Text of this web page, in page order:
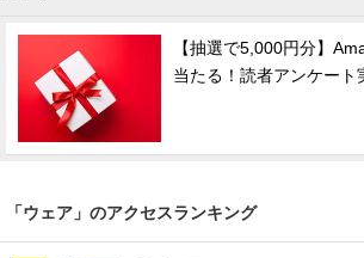
【抽選で5,000円分】
当たる！読者アンケート
「ウェア」のアクセスランキング